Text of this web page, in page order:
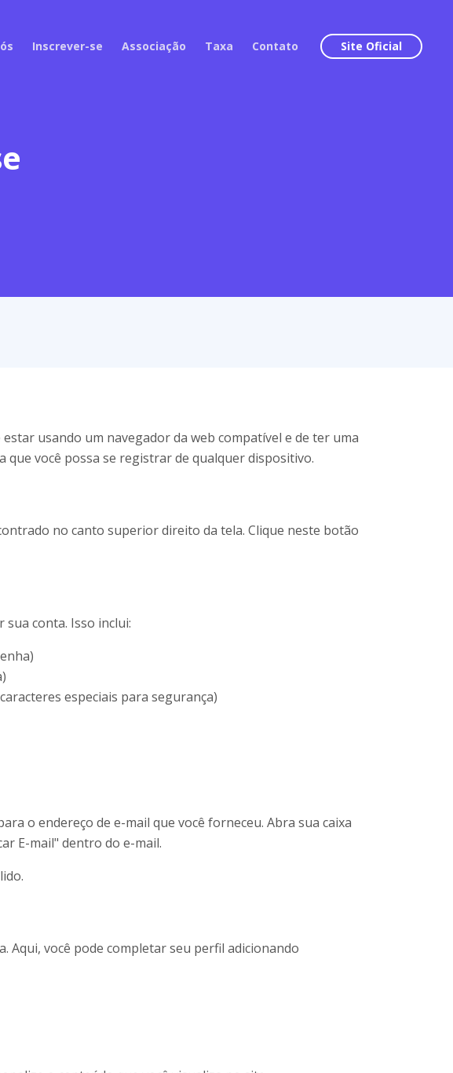
Inscrever-se Associação Taxa Contato Site Oficial
usando um navegador da web compatível e de ter uma
você possa se registrar de qualquer dispositivo.
no canto superior direito da tela. Clique neste botão
conta. Isso inclui:
especiais para segurança)
o endereço de e-mail que você forneceu. Abra sua caixa
E-mail" dentro do e-mail.
Aqui, você pode completar seu perfil adicionando